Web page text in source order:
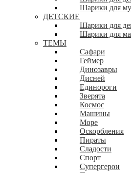
Шарики для
ДЕТСКИЕ
Шарики для
Шарики для
ТЕМЫ
Сафари
Геймер
Динозавры
Дисней
Единороги
Зверята
Космос
Машины
Море
Оскорбления
Пираты
Сладости
Спорт
Супергерои